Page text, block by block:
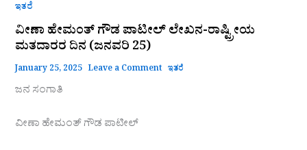
ಇತರೆ
ವೀಣಾ ಹೇಮಂತ್ ಗೌಡ ಪಾಟೀಲ್ ಲೇಖನ-ರಾಷ್ಟ್ರೀಯ
ಮತದಾರರ ದಿನ (ಜನವರಿ 25)
January 25, 2025 Leave a Comment ಇತರೆ
ಜನ ಸಂಗಾತಿ
ವೀಣಾ ಹೇಮಂತ್ ಗೌಡ ಪಾಟೀಲ್